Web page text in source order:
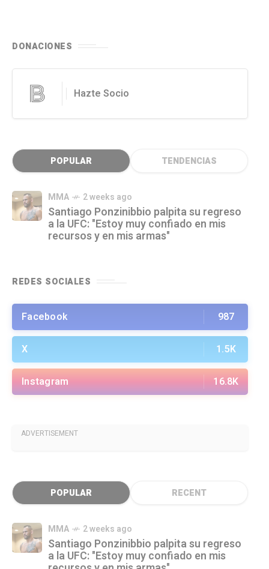
DONACIONES
Hazte Socio
POPULAR TENDENCIAS
MMA 2 weeks ago
Santiago Ponzinibbio palpita su regreso
a la UFC: "Estoy muy confiado en mis
recursos y en mis armas"
REDES SOCIALES
Facebook 987
X 1.5K
Instagram 16.8K
ADVERTISEMENT
POPULAR RECENT
MMA 2 weeks ago
Santiago Ponzinibbio palpita su regreso
a la UFC: "Estoy muy confiado en mis